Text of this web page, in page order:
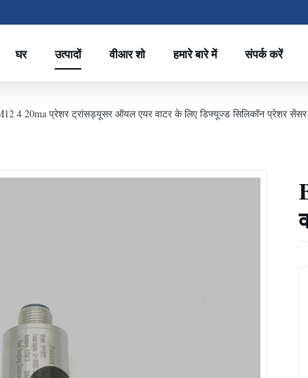
घर उत्पादों वीआर शो हमारे बारे में संपर्क करें
4 20ma प्रेशर ट्रांसड्यूसर ऑयल एयर वाटर के लिए डिफ्यूज्ड सिलिकॉन प्रेशर सेंसर